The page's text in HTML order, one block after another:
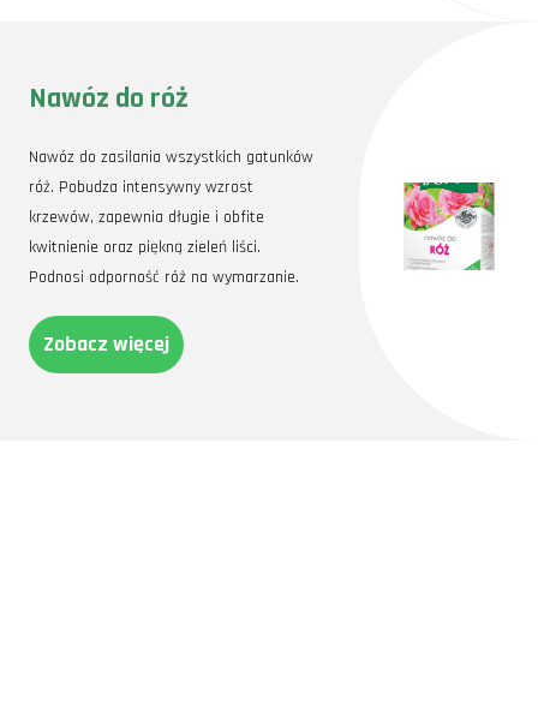
Nawóz do róż
Nawóz do zasilania wszystkich gatunków
róż. Pobudza intensywny wzrost
krzewów, zapewnia długie i obfite
kwitnienie oraz piękną zieleń liści.
Podnosi odporność róż na wymarzanie.
Zobacz więcej